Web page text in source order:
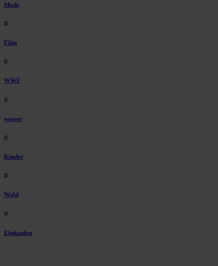
Mode
#
Film
#
WWF
#
wasser
#
Kinder
#
Wald
#
Einkaufen